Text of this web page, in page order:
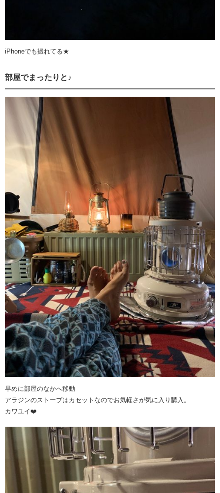
iPhoneでも撮れてる★
部屋でまったりと♪
早めに部屋のなかへ移動
アラジンのストーブはカセットなのでお気軽さが気に入り購入。
カワユイ❤️